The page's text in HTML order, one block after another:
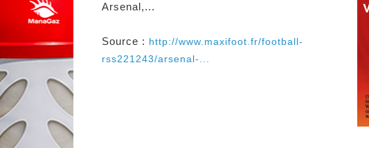
Arsenal,...
Source : http://www.maxifoot.fr/football-
rss221243/arsenal-...